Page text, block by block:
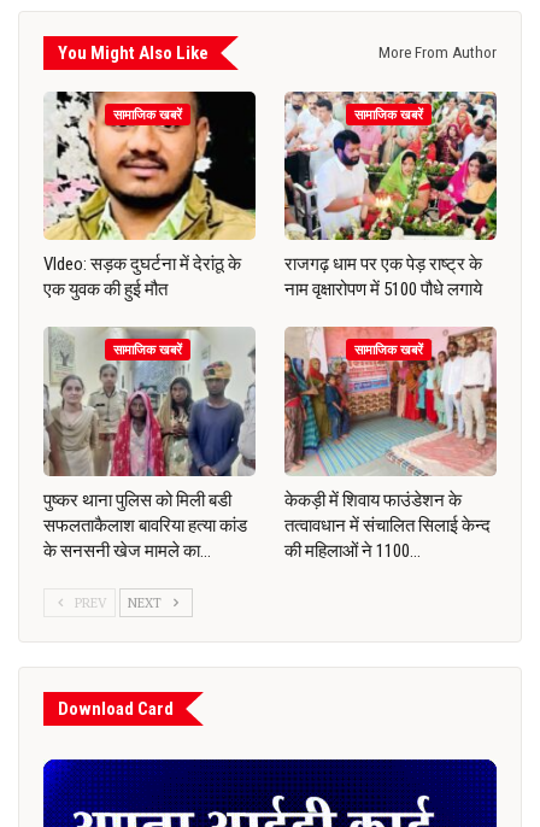
You Might Also Like More From Author
सामाजिक खबरें
VIdeo: सड़क दुघर्टना में देरांठू के
एक युवक की हुई मौत
सामाजिक खबरें
राजगढ़ धाम पर एक पेड़ राष्ट्र के
नाम वृक्षारोपण में 5100 पौधे लगाये
सामाजिक खबरें
पुष्कर थाना पुलिस को मिली बडी
सफलताकैलाश बावरिया हत्या कांड
के सनसनी खेज मामले का…
सामाजिक खबरें
केकड़ी में शिवाय फाउंडेशन के
तत्वावधान में संचालित सिलाई केन्द
की महिलाओं ने 1100…
PREV NEXT
Download Card